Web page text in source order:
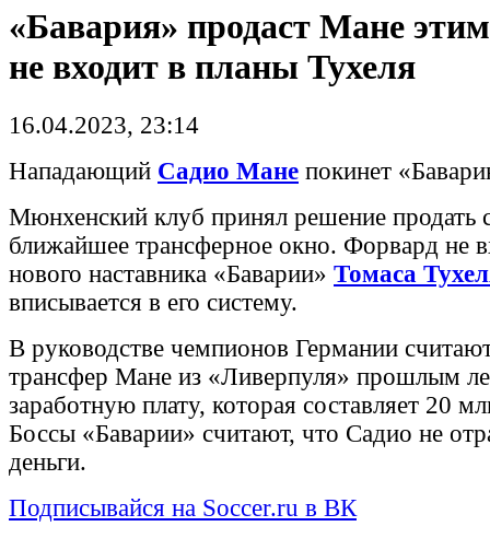
«Бавария» продаст Мане
не входит в планы Тухеля
16.04.2023, 23:14
Нападающий Садио Мане покинет
Мюнхенский клуб принял решение продать
ближайшее трансферное окно. Форвард не
нового наставника «Баварии» Томаса
вписывается в его систему.
В руководстве чемпионов Германии
трансфер Мане из «Ливерпуля» прошлым
заработную плату, которая составляет 20
Боссы «Баварии» считают, что Садио не
деньги.
Подписывайся на Soccer.ru в ВК